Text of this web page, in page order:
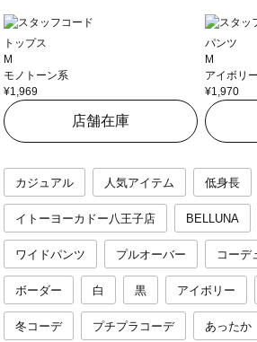
トップス
M
モノトーン系
¥1,969
店舗在庫
パンツ
M
アイボリー
¥1,970
カジュアル 人気アイテム 低身長
イトーヨーカドー八王子店 BELLUNA
ワイドパンツ プルオーバー コーデ
ボーダー 白 黒 アイボリー
冬コーデ プチプラコーデ あったか